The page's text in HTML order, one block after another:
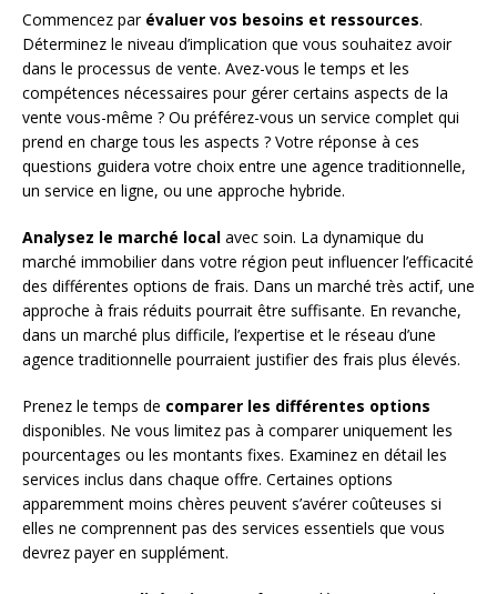
Commencez par évaluer vos besoins et ressources.
Déterminez le niveau d’implication que vous souhaitez avoir
dans le processus de vente. Avez-vous le temps et les
compétences nécessaires pour gérer certains aspects de la
vente vous-même ? Ou préférez-vous un service complet qui
prend en charge tous les aspects ? Votre réponse à ces
questions guidera votre choix entre une agence traditionnelle,
un service en ligne, ou une approche hybride.
Analysez le marché local avec soin. La dynamique du
marché immobilier dans votre région peut influencer l’efficacité
des différentes options de frais. Dans un marché très actif, une
approche à frais réduits pourrait être suffisante. En revanche,
dans un marché plus difficile, l’expertise et le réseau d’une
agence traditionnelle pourraient justifier des frais plus élevés.
Prenez le temps de comparer les différentes options
disponibles. Ne vous limitez pas à comparer uniquement les
pourcentages ou les montants fixes. Examinez en détail les
services inclus dans chaque offre. Certaines options
apparemment moins chères peuvent s’avérer coûteuses si
elles ne comprennent pas des services essentiels que vous
devrez payer en supplément.